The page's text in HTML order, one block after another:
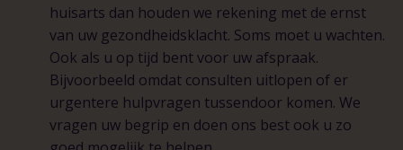
huisarts dan houden we rekening met de ernst
van uw gezondheidsklacht. Soms moet u wachten.
Ook als u op tijd bent voor uw afspraak.
Bijvoorbeeld omdat consulten uitlopen of er
urgentere hulpvragen tussendoor komen. We
vragen uw begrip en doen ons best ook u zo